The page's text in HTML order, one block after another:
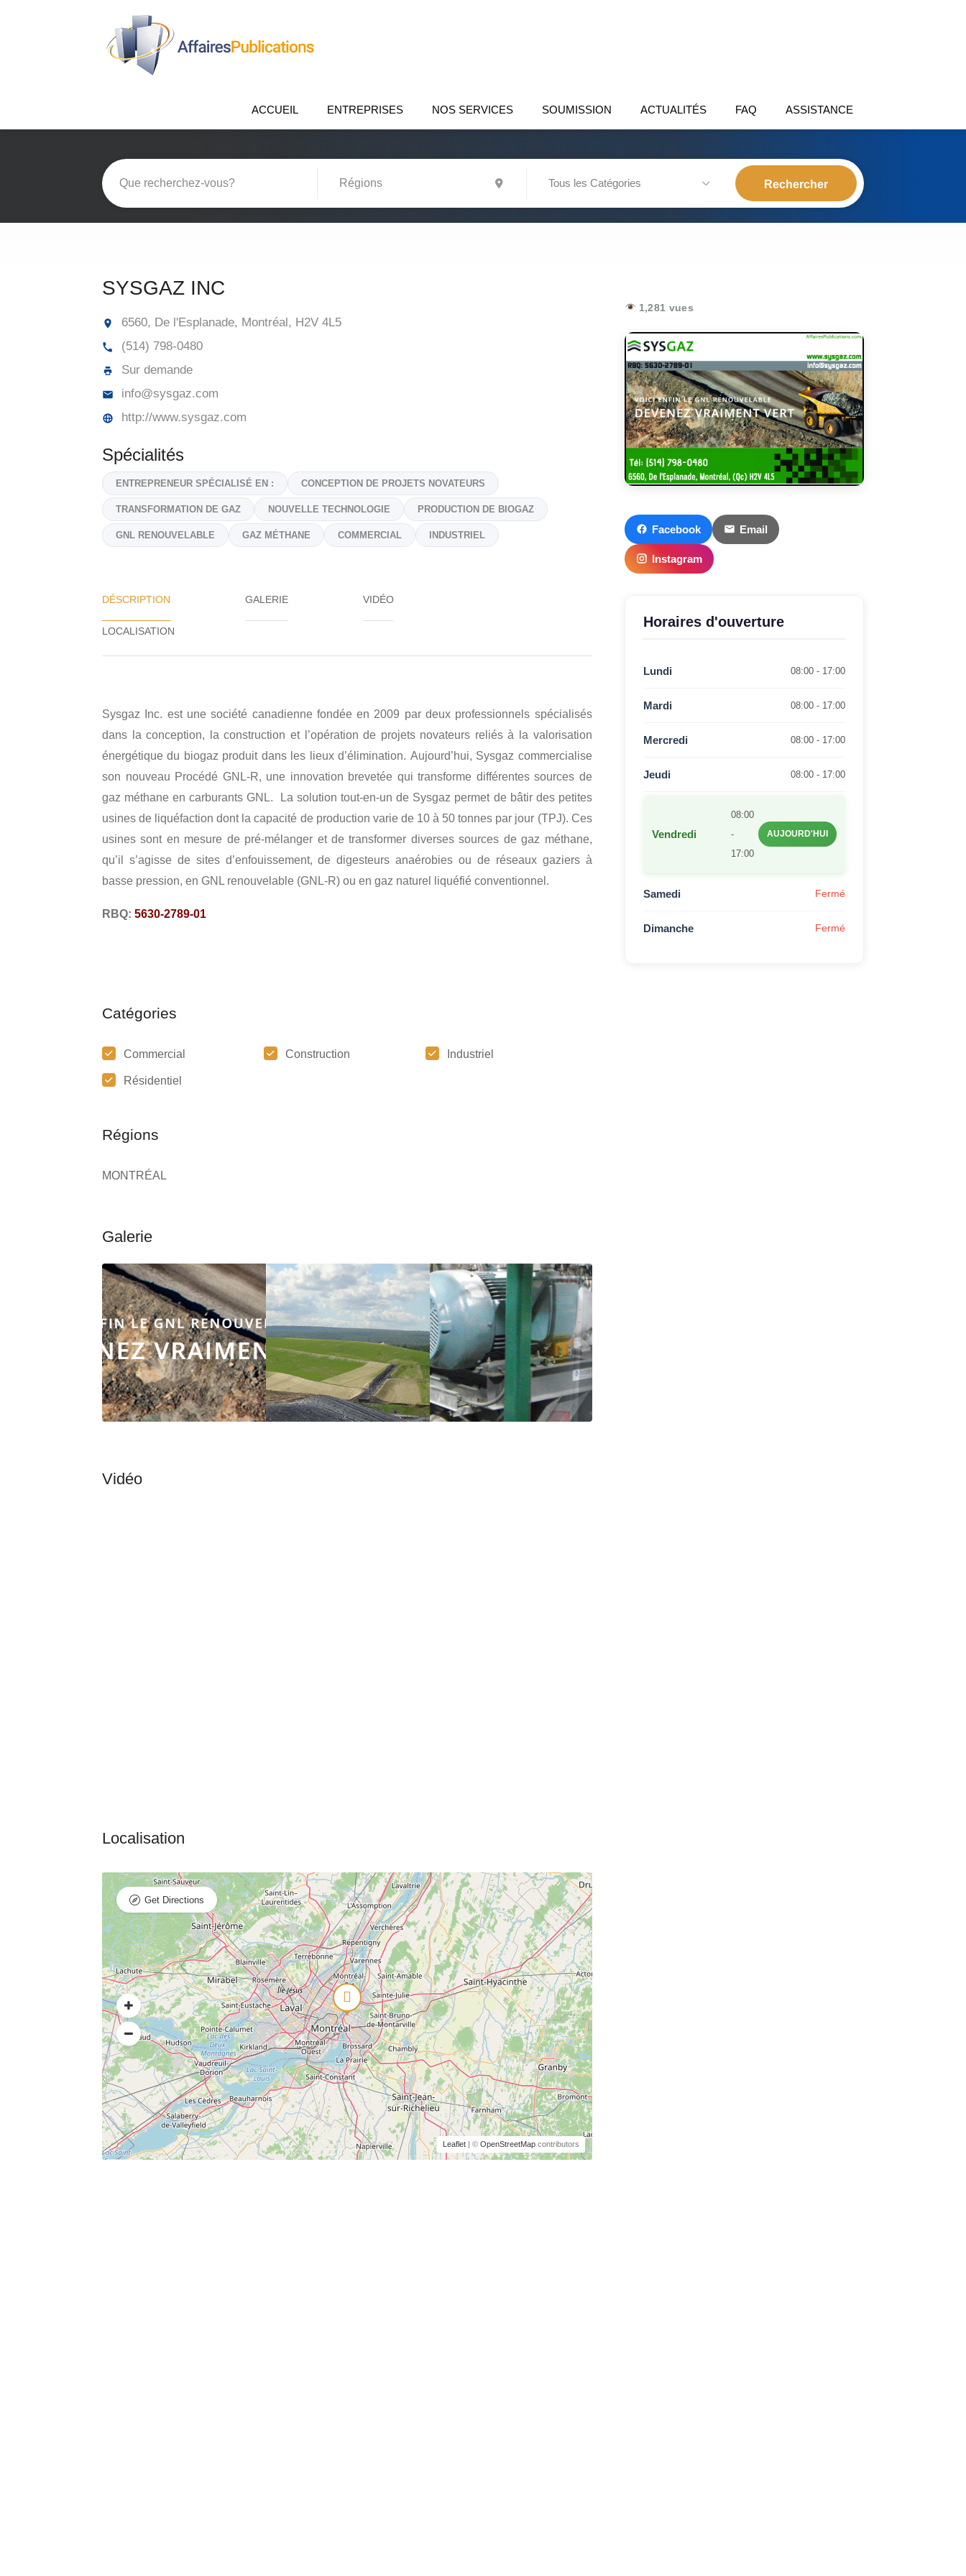
ACCUEIL ENTREPRISES NOS SERVICES SOUMISSION ACTUALITÉS FAQ ASSISTANCE
Tous les Catégories
SYSGAZ INC
6560, De l'Esplanade, Montréal, H2V 4L5
(514) 798-0480
Sur demande
info@sysgaz.com
http://www.sysgaz.com
Spécialités
ENTREPRENEUR SPÉCIALISÉ EN : CONCEPTION DE PROJETS NOVATEURS
TRANSFORMATION DE GAZ NOUVELLE TECHNOLOGIE PRODUCTION DE BIOGAZ
GNL RENOUVELABLE GAZ MÉTHANE COMMERCIAL INDUSTRIEL
DÉSCRIPTION GALERIE VIDÉO
Sysgaz Inc. est une société canadienne fondée en 2009 par deux professionnels spécialisés
dans la conception, la construction et l’opération de projets novateurs reliés à la valorisation
énergétique du biogaz produit dans les lieux d’élimination. Aujourd’hui, Sysgaz commercialise
son nouveau Procédé GNL-R, une innovation brevetée qui transforme différentes sources de
gaz méthane en carburants GNL. La solution tout-en-un de Sysgaz permet de bâtir des petites
usines de liquéfaction dont la capacité de production varie de 10 à 50 tonnes par jour (TPJ). Ces
usines sont en mesure de pré-mélanger et de transformer diverses sources de gaz méthane,
qu’il s’agisse de sites d’enfouissement, de digesteurs anaérobies ou de réseaux gaziers à
basse pression, en GNL renouvelable (GNL-R) ou en gaz naturel liquéfié conventionnel.
RBQ: 5630-2789-01
Catégories
Commercial Construction Industriel
Résidentiel
Régions
MONTRÉAL
Leaflet| © OpenStreetMapcontributors
Get Directions
1,281 vues
Facebook Email
Instagram
Horaires d'ouverture
Lundi 08:00 - 17:00
Mardi 08:00 - 17:00
Mercredi 08:00 - 17:00
Jeudi 08:00 - 17:00
Vendredi
08:00
-
17:00
AUJOURD'HUI
Samedi Fermé
Dimanche Fermé